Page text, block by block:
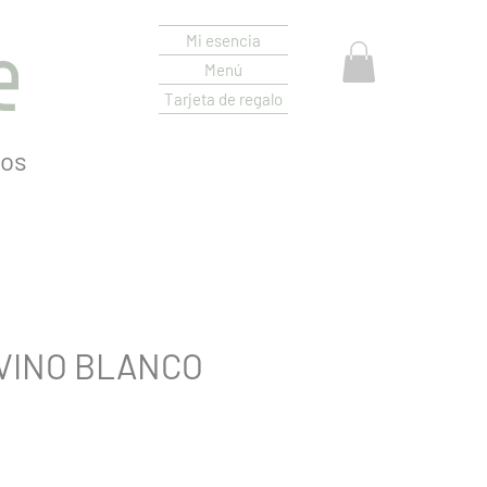
Mi esencia
Menú
Tarjeta de regalo
BLANCO